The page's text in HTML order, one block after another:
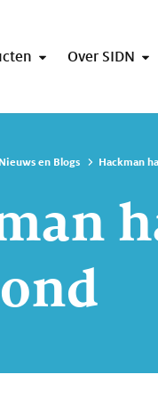
Over SIDN
Nieuws en Blogs Hackman